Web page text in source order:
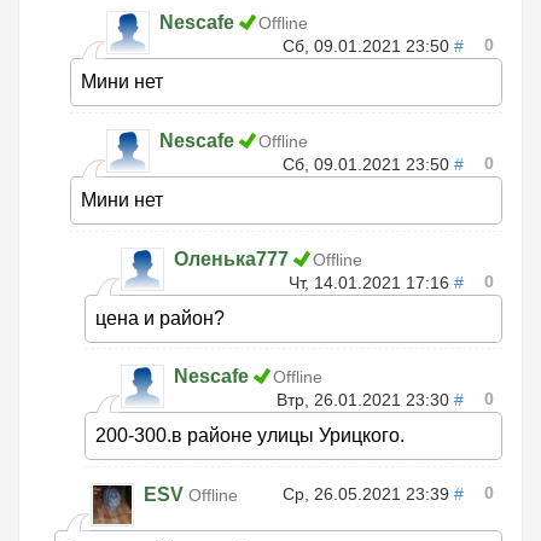
Nescafe
Offline
Сб, 09.01.2021 23:50 # 0
Мини нет
Nescafe
Offline
Сб, 09.01.2021 23:50 # 0
Мини нет
Оленька777
Offline
Чт, 14.01.2021 17:16 # 0
цена и район?
Nescafe
Offline
Втр, 26.01.2021 23:30 # 0
200-300.в районе улицы Урицкого.
ESV Offline Ср, 26.05.2021 23:39 # 0